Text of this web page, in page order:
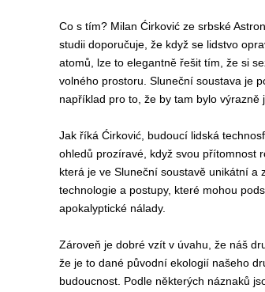
Co s tím? Milan Ćirković ze srbské
studii doporučuje, že když se lidstvo
atomů, lze to elegantně řešit tím, že si
volného prostoru. Sluneční soustava je
například pro to, že by tam bylo
Jak říká Ćirković, budoucí lidská
ohledů prozíravé, když svou přítomnost
která je ve Sluneční soustavě unikátní a
technologie a postupy, které mohou
apokalyptické nálady.
Zároveň je dobré vzít v úvahu, že náš
že je to dané původní ekologií našeho
budoucnost. Podle některých náznaků